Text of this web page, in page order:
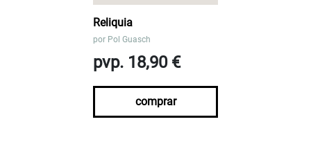
Reliquia
por Pol Guasch
pvp. 18,90 €
comprar